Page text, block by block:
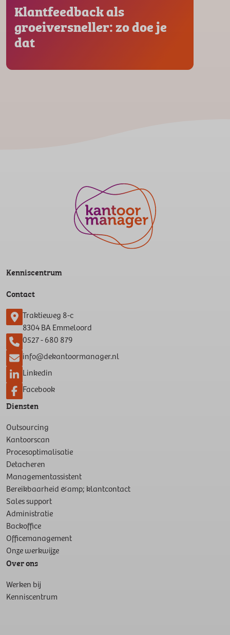
Klantfeedback als
groeiversneller: zo doe je
dat
Kenniscentrum
Contact
Traktieweg 8-c
8304 BA Emmeloord
0527 - 680 879
info@dekantoormanager.nl
Linkedin
Facebook
Diensten
Outsourcing
Kantoorscan
Procesoptimalisatie
Detacheren
Managementassistent
Bereikbaarheid &amp; klantcontact
Sales support
Administratie
Backoffice
Officemanagement
Onze werkwijze
Over ons
Werken bij
Kenniscentrum